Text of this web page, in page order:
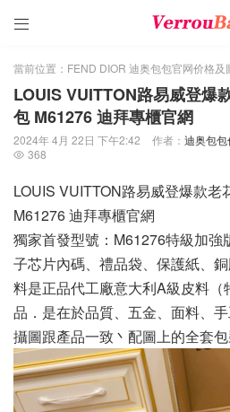

當前位置： FEND DIOR 迪奥包包官网价格及
LOUIS VUITTON路易威登爆
包 M61276 迪拜專櫃官網
2024年 4月 22日 下午2:42 作者： 迪奥包
 368
LOUIS VUITTON路易威登爆款老
M61276 迪拜專櫃官網
獨家首發型號：M61276特級加強
子芯片內碼、禮品袋、保護紙、
料是正品代工廠意大利A級皮料
品．是在於品質、五金、面料、
攝圖跟產品一致丶配圖上的全套